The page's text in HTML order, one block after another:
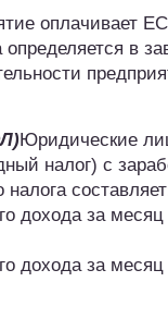
оплачивает
в
Юридические
налог) с
налога
дохода за
дохода за